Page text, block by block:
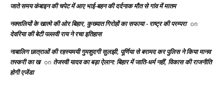
जाते समय कंबाइन की चपेट में आए भाई-बहन की दर्दनाक मौत से गांव में मातम
नक्सलियों के खात्मे की ओर बिहार, कुख्यात गिरोहों का सफाया - राष्ट्र की परम्परा on
देवरिया की बेटी पल्लवी राय ने रचा इतिहास
नाबालिग छात्राओं की रहस्यमयी गुमशुदगी सुलझी, पूर्णिया से बरामद कर पुलिस ने किया मानव
तस्करी का ख on तेजस्वी यादव का बड़ा ऐलान: बिहार में जाति-धर्म नहीं, विकास की राजनीति
होगी एजेंडा